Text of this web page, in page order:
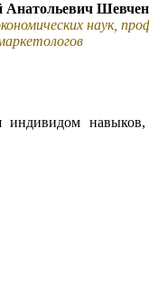
Анатольевич
наук,
индивидом